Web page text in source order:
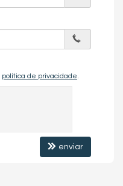
política de privacidade.
enviar